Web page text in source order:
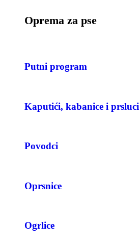
Oprema za pse
Putni program
Kaputići, kabanice i prsluci
Povodci
Oprsnice
Ogrlice